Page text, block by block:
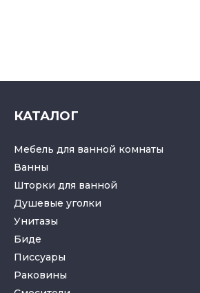
КАТАЛОГ
Мебель для ванной комнаты
Ванны
Шторки для ванной
Душевые уголки
Унитазы
Биде
Писсуары
Раковины